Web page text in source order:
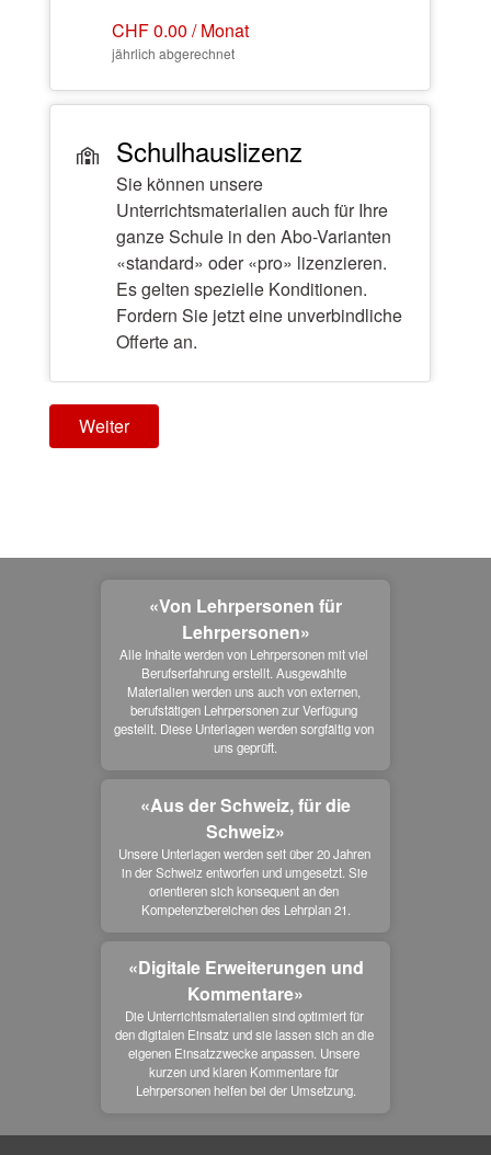
CHF 0.00 / Monat
jährlich abgerechnet
Schulhauslizenz
Sie können unsere
Unterrichtsmaterialien auch für Ihre
ganze Schule in den Abo-Varianten
«standard» oder «pro» lizenzieren.
Es gelten spezielle Konditionen.
Fordern Sie jetzt eine unverbindliche
Offerte an.
Weiter
«Von Lehrpersonen für
Lehrpersonen»
Alle Inhalte werden von Lehrpersonen mit viel
Berufserfahrung erstellt. Ausgewählte
Materialien werden uns auch von externen,
berufstätigen Lehrpersonen zur Verfügung
gestellt. Diese Unterlagen werden sorgfältig von
uns geprüft.
«Aus der Schweiz, für die
Schweiz»
Unsere Unterlagen werden seit über 20 Jahren
in der Schweiz entworfen und umgesetzt. Sie
orientieren sich konsequent an den
Kompetenzbereichen des Lehrplan 21.
«Digitale Erweiterungen und
Kommentare»
Die Unterrichtsmaterialien sind optimiert für
den digitalen Einsatz und sie lassen sich an die
eigenen Einsatzzwecke anpassen. Unsere
kurzen und klaren Kommentare für
Lehrpersonen helfen bei der Umsetzung.